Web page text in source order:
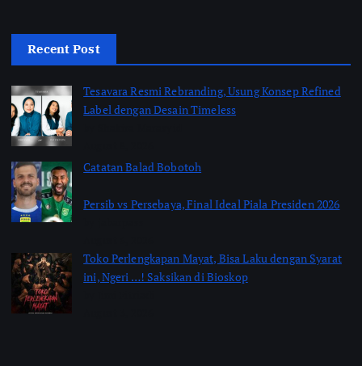
Recent Post
Tesavara Resmi Rebranding, Usung Konsep Refined
Label dengan Desain Timeless
Catatan Balad Bobotoh
Persib vs Persebaya, Final Ideal Piala Presiden 2026
Toko Perlengkapan Mayat, Bisa Laku dengan Syarat
ini, Ngeri …! Saksikan di Bioskop